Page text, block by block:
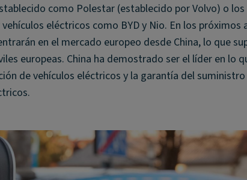
como Polestar (establecido por Volvo) o los
eléctricos como BYD y Nio. En los próximos
en el mercado europeo desde China, lo que
europeas. China ha demostrado ser el líder en lo
de vehículos eléctricos y la garantía del